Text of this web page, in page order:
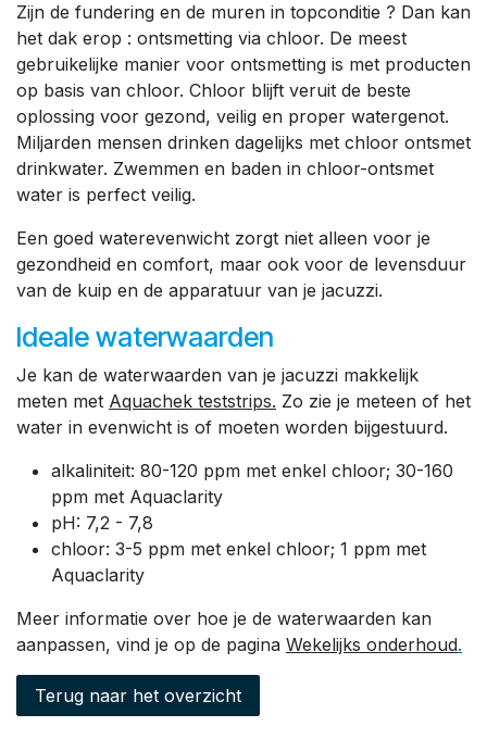
Zijn de fundering en de muren in topconditie ? Dan kan
het dak erop : ontsmetting via chloor. De meest
gebruikelijke manier voor ontsmetting is met producten
op basis van chloor. Chloor blijft veruit de beste
oplossing voor gezond, veilig en proper watergenot.
Miljarden mensen drinken dagelijks met chloor ontsmet
drinkwater. Zwemmen en baden in chloor-ontsmet
water is perfect veilig.
Een goed waterevenwicht zorgt niet alleen voor je
gezondheid en comfort, maar ook voor de levensduur
van de kuip en de apparatuur van je jacuzzi.
Ideale waterwaarden
Je kan de waterwaarden van je jacuzzi makkelijk
meten met Aquachek teststrips. Zo zie je meteen of het
water in evenwicht is of moeten worden bijgestuurd.
alkaliniteit: 80-120 ppm met enkel chloor; 30-160
ppm met Aquaclarity
pH: 7,2 - 7,8
chloor: 3-5 ppm met enkel chloor; 1 ppm met
Aquaclarity
Meer informatie over hoe je de waterwaarden kan
aanpassen, vind je op de pagina Wekelijks onderhoud.
Terug naar het overzicht